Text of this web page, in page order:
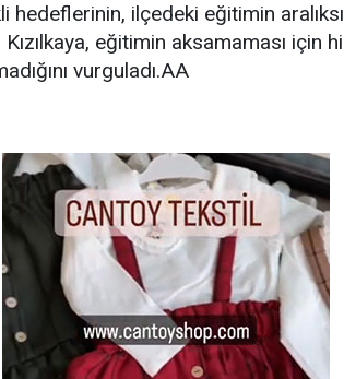
hedeflerinin, ilçedeki eğitimin
eğitimin aksamaması için
vurguladı.AA